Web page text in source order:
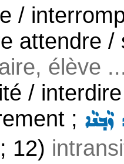
/
attendre
élève
/
;
12)